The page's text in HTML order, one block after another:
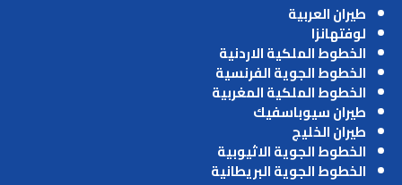
طيران العربية
لوفتهانزا
الخطوط الملكية الاردنية
الخطوط الجوية الفرنسية
الخطوط الملكية المغربية
طيران سيوباسفيك
طيران الخليج
الخطوط الجوية الاثيوبية
الخطوط الجوية البريطانية